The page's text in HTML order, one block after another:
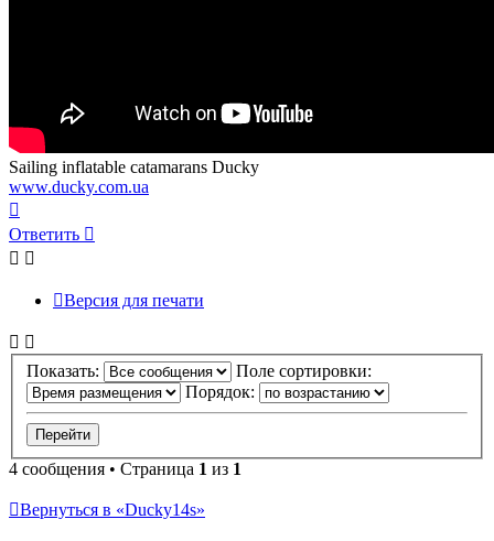
Sailing inflatable catamarans Ducky
www.ducky.com.ua
к
началу
Ответить
Версия для печати
Показать:
Поле сортировки:
Порядок:
4 сообщения • Страница 1 из 1
Вернуться в «Ducky14s»